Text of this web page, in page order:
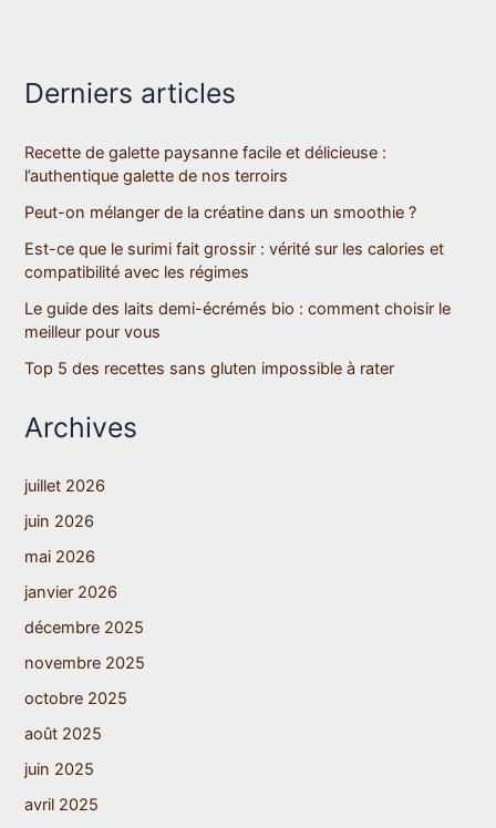
Derniers articles
Recette de galette paysanne facile et délicieuse :
l’authentique galette de nos terroirs
Peut-on mélanger de la créatine dans un smoothie ?
Est-ce que le surimi fait grossir : vérité sur les calories et
compatibilité avec les régimes
Le guide des laits demi-écrémés bio : comment choisir le
meilleur pour vous
Top 5 des recettes sans gluten impossible à rater
Archives
juillet 2026
juin 2026
mai 2026
janvier 2026
décembre 2025
novembre 2025
octobre 2025
août 2025
juin 2025
avril 2025